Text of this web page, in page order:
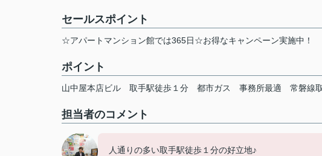
セールスポイント
☆アパートマンション館では365日☆お得なキャンペーン実施中！
ポイント
山中屋本店ビル 取手駅徒歩１分 都市ガス 事務所最適 常磐線
担当者のコメント
人通りの多い取手駅徒歩１分の好立地♪